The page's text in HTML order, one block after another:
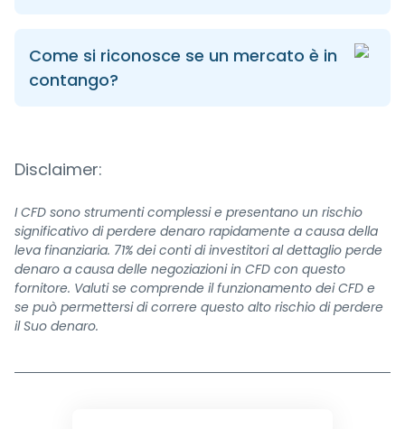
Come si riconosce se un mercato è in
contango?
Disclaimer:
I CFD sono strumenti complessi e presentano un rischio
significativo di perdere denaro rapidamente a causa della
leva finanziaria. 71% dei conti di investitori al dettaglio perde
denaro a causa delle negoziazioni in CFD con questo
fornitore. Valuti se comprende il funzionamento dei CFD e
se può permettersi di correre questo alto rischio di perdere
il Suo denaro.